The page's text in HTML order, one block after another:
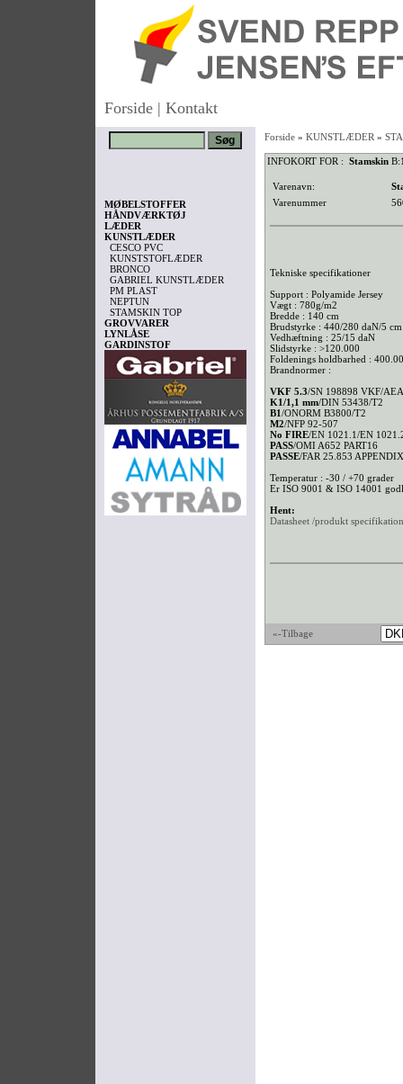
Forside | Kontakt
MØBELSTOFFER
HÅNDVÆRKTØJ
LÆDER
KUNSTLÆDER
CESCO PVC
KUNSTSTOFLÆDER
BRONCO
GABRIEL KUNSTLÆDER
PM PLAST
NEPTUN
STAMSKIN TOP
GROVVARER
LYNLÅSE
GARDINSTOF
Forside » KUNSTLÆDER »
INFOKORT FOR : Stamskin
Varenavn:
Varenummer
Tekniske specifikationer
Support : Polyamide Jersey
Vægt : 780g/m2
Bredde : 140 cm
Brudstyrke : 440/280 daN/5 cm
Vedhæftning : 25/15 daN
Slidstyrke : >120.000
Foldenings holdbarhed :
Brandnormer :
VKF 5.3/SN 198898 VKF/
K1/1,1 mm/DIN 53438/T2
B1/ONORM B3800/T2
M2/NFP 92-507
No FIRE/EN 1021.1/EN
PASS/OMI A652 PART16
PASSE/FAR 25.853
Temperatur : -30 / +70 grader
Er ISO 9001 & ISO 14001
Hent:
Datasheet /produkt
«-Tilbage